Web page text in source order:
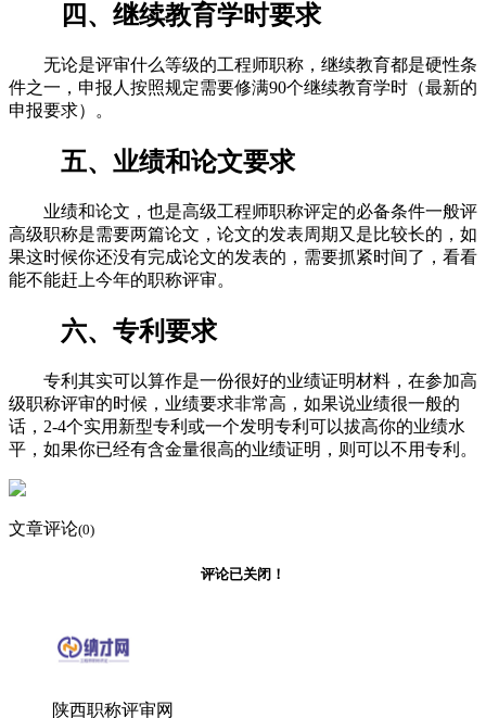
四、继续教育学时要求
无论是评审什么等级的工程师职称，继续教育都是硬性条
件之一，申报人按照规定需要修满90个继续教育学时（最新的
申报要求）。
五、业绩和论文要求
业绩和论文，也是高级工程师职称评定的必备条件一般评
高级职称是需要两篇论文，论文的发表周期又是比较长的，如
果这时候你还没有完成论文的发表的，需要抓紧时间了，看看
能不能赶上今年的职称评审。
六、专利要求
专利其实可以算作是一份很好的业绩证明材料，在参加高
级职称评审的时候，业绩要求非常高，如果说业绩很一般的
话，2-4个实用新型专利或一个发明专利可以拔高你的业绩水
平，如果你已经有含金量很高的业绩证明，则可以不用专利。
文章评论(0)
评论已关闭！
陕西职称评审网